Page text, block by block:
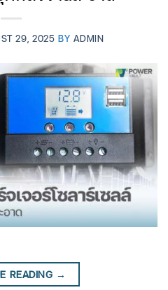
29, 2025 BYADMIN
READING →